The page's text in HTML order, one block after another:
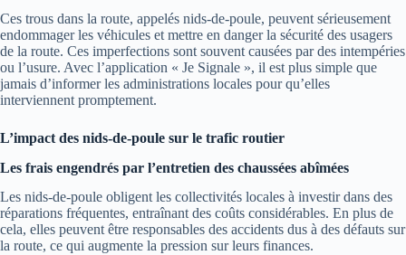
Ces trous dans la route, appelés nids-de-poule, peuvent sérieusement
endommager les véhicules et mettre en danger la sécurité des usagers
de la route. Ces imperfections sont souvent causées par des intempéries
ou l’usure. Avec l’application « Je Signale », il est plus simple que
jamais d’informer les administrations locales pour qu’elles
interviennent promptement.
L’impact des nids-de-poule sur le trafic routier
Les frais engendrés par l’entretien des chaussées abîmées
Les nids-de-poule obligent les collectivités locales à investir dans des
réparations fréquentes, entraînant des coûts considérables. En plus de
cela, elles peuvent être responsables des accidents dus à des défauts sur
la route, ce qui augmente la pression sur leurs finances.